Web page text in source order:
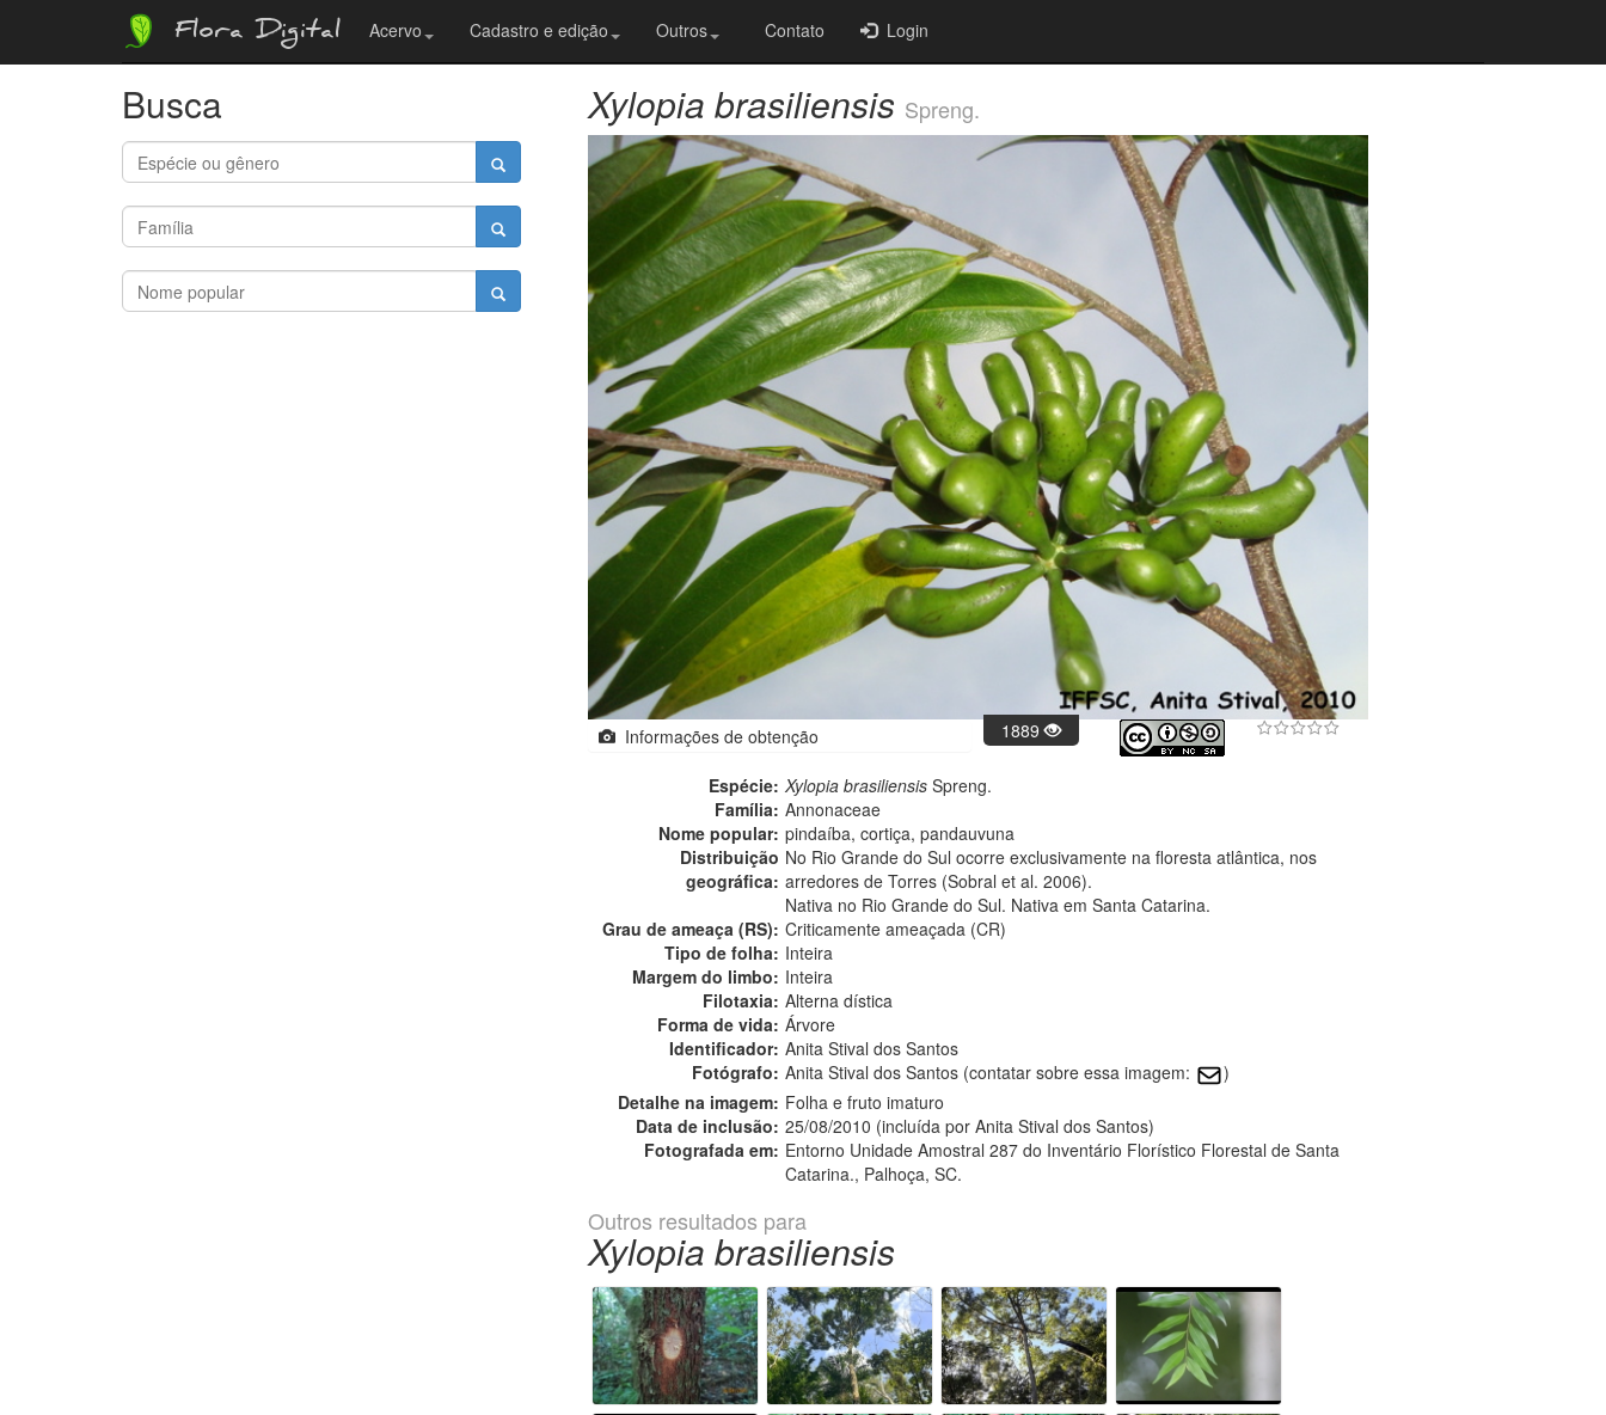
Flora Digital Acervo Cadastro e edição Outros Contato Login
Busca Xylopia brasiliensis Spreng.
Informações de obtenção 1889
Espécie: Xylopia brasiliensis Spreng.
Família: Annonaceae
Nome popular: pindaíba, cortiça, pandauvuna
Distribuição
geográfica:
No Rio Grande do Sul ocorre exclusivamente na floresta atlântica, nos
arredores de Torres (Sobral et al. 2006).
Nativa no Rio Grande do Sul. Nativa em Santa Catarina.
Grau de ameaça (RS): Criticamente ameaçada (CR)
Tipo de folha: Inteira
Margem do limbo: Inteira
Filotaxia: Alterna dística
Forma de vida: Árvore
Identificador: Anita Stival dos Santos
Fotógrafo: Anita Stival dos Santos (contatar sobre essa imagem:
)
Detalhe na imagem: Folha e fruto imaturo
Data de inclusão: 25/08/2010 (incluída por Anita Stival dos Santos)
Fotografada em: Entorno Unidade Amostral 287 do Inventário Florístico Florestal de Santa
Catarina., Palhoça, SC.
Outros resultados para
Xylopia brasiliensis